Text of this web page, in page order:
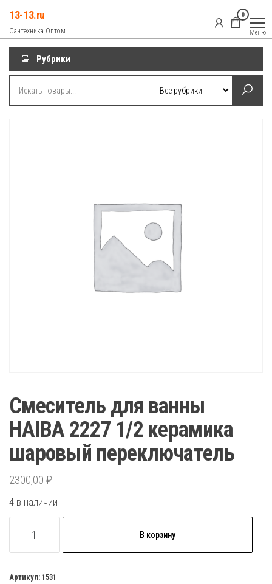
содержимому
13-13.ru
Сантехника Оптом
0
Меню
Рубрики
Смеситель для ванны
HAIBA 2227 1/2 керамика
шаровый переключатель
2300,00 ₽
4 в наличии
товара
для
В корзину
Артикул: 1531